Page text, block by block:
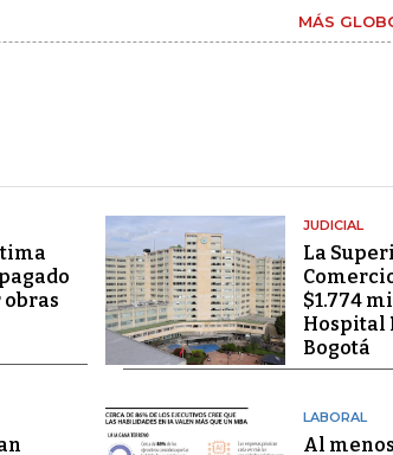
MÁS
obras
JUDICIAL
La
$1.774
Hospital
Bogotá
LABORAL
Al